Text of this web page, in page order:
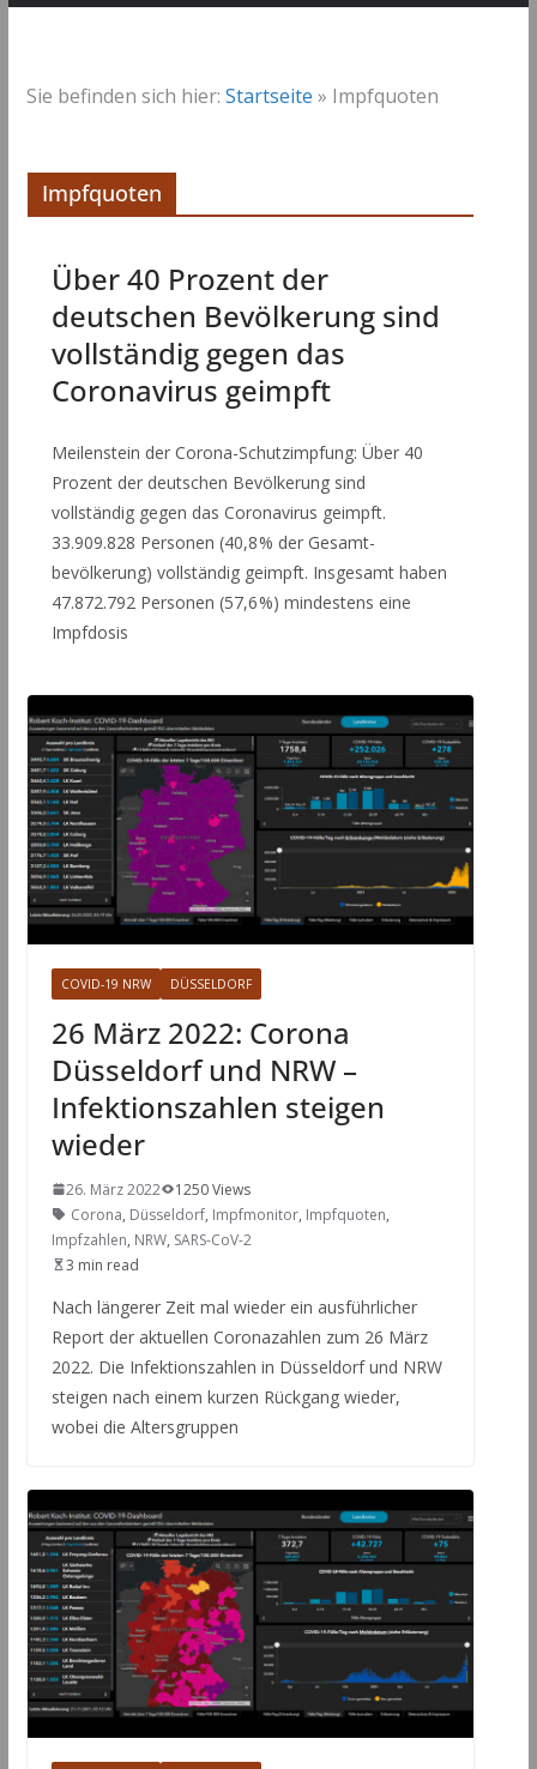
Sie befinden sich hier: Startseite » Impfquoten
Impfquoten
Über 40 Prozent der
deutschen Bevölkerung sind
vollständig gegen das
Coronavirus geimpft
Meilenstein der Corona-Schutzimpfung: Über 40
Prozent der deutschen Bevölkerung sind
vollständig gegen das Coronavirus geimpft.
33.909.828 Personen (40,8 % der Gesamt­
bevölkerung) vollständig geimpft. Insgesamt haben
47.872.792 Personen (57,6 %) mindestens eine
Impf­dosis
COVID-19 NRW DÜSSELDORF
26 März 2022: Corona
Düsseldorf und NRW –
Infektionszahlen steigen
wieder
26. März 2022
1250 Views
Corona, Düsseldorf, Impfmonitor, Impfquoten,
Impfzahlen, NRW, SARS-CoV-2
3 min read
Nach längerer Zeit mal wieder ein ausführlicher
Report der aktuellen Coronazahlen zum 26 März
2022. Die Infektionszahlen in Düsseldorf und NRW
steigen nach einem kurzen Rückgang wieder,
wobei die Altersgruppen